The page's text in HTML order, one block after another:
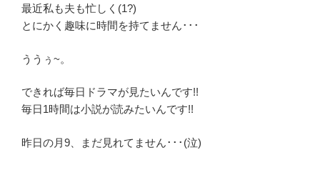
最近私も夫も忙しく(1?)
とにかく趣味に時間を持てません･･･
ううぅ~。
できれば毎日ドラマが見たいんです!!
毎日1時間は小説が読みたいんです!!
昨日の月9、まだ見れてません･･･(泣)